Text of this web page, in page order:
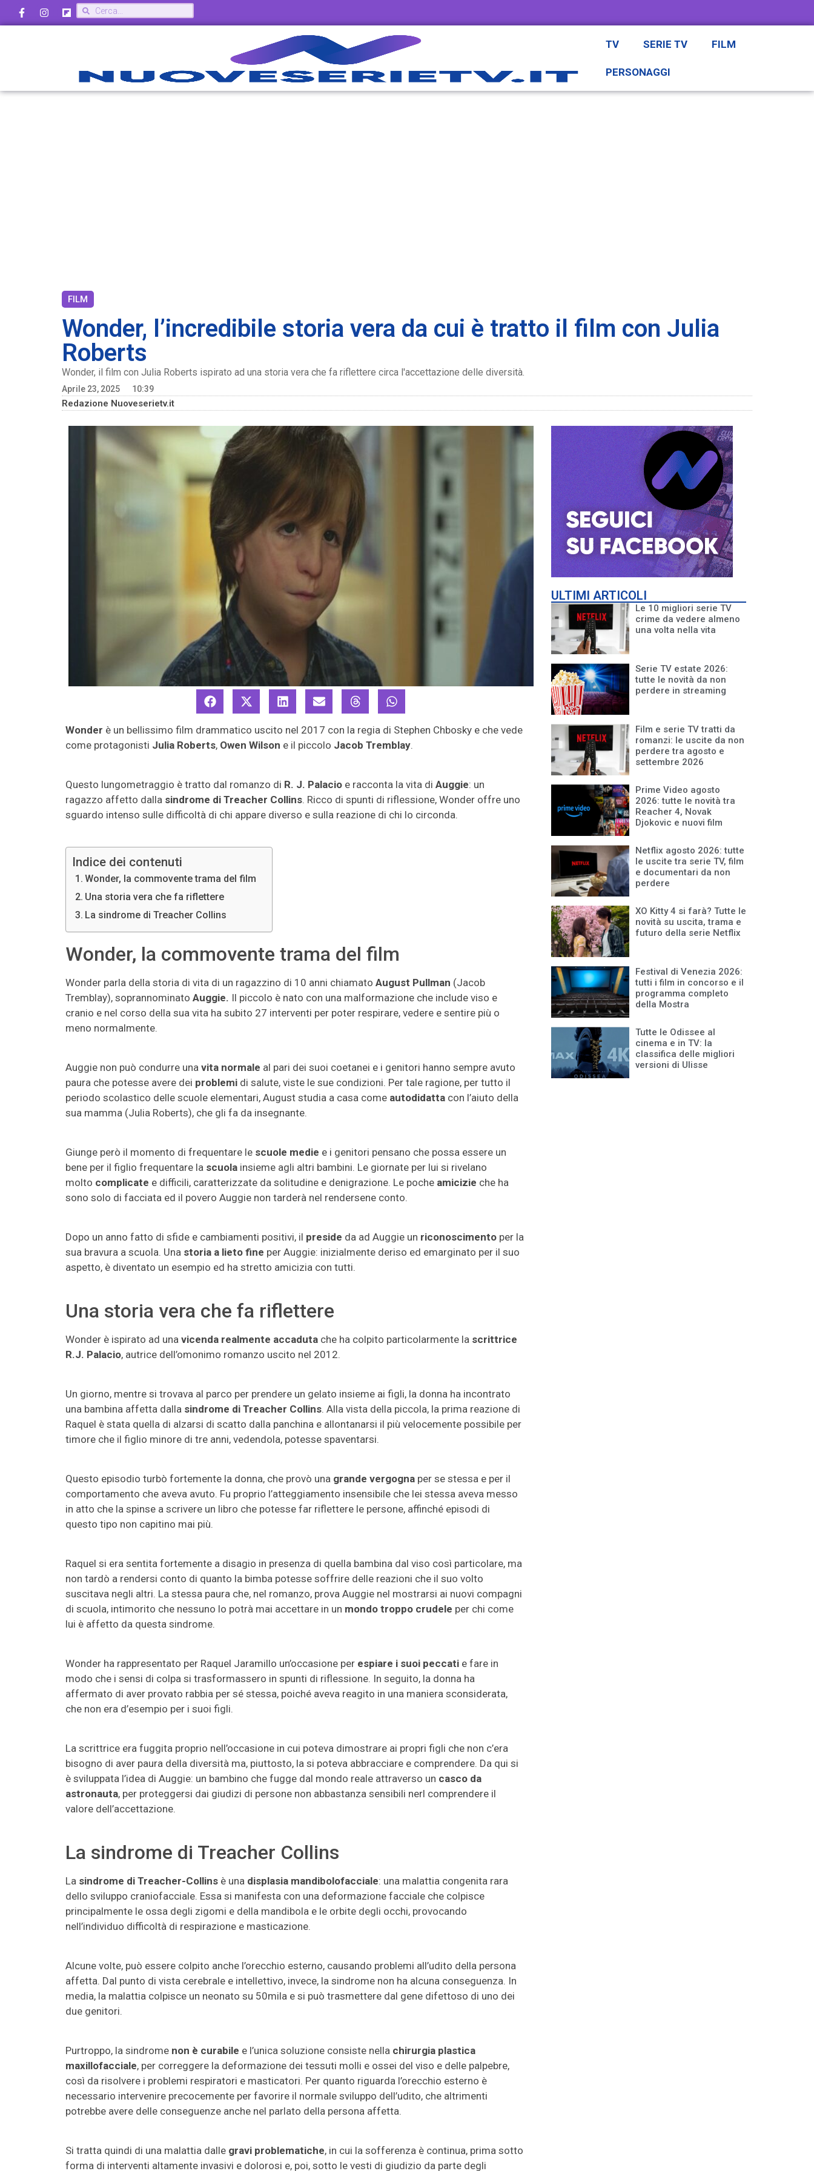
TV SERIE TV FILM
PERSONAGGI
FILM
Wonder, l’incredibile storia vera da cui è tratto il film con Julia
Roberts
Wonder, il film con Julia Roberts ispirato ad una storia vera che fa riflettere circa l'accettazione delle diversità.
Aprile 23, 2025 10:39
Redazione Nuoveserietv.it
Wonder è un bellissimo film drammatico uscito nel 2017 con la regia di Stephen Chbosky e che vede
come protagonisti Julia Roberts, Owen Wilson e il piccolo Jacob Tremblay.
Questo lungometraggio è tratto dal romanzo di R. J. Palacio e racconta la vita di Auggie: un
ragazzo affetto dalla sindrome di Treacher Collins. Ricco di spunti di riflessione, Wonder offre uno
sguardo intenso sulle difficoltà di chi appare diverso e sulla reazione di chi lo circonda.
Indice dei contenuti
Wonder, la commovente trama del film
Una storia vera che fa riflettere
La sindrome di Treacher Collins
Wonder, la commovente trama del film
Wonder parla della storia di vita di un ragazzino di 10 anni chiamato August Pullman (Jacob
Tremblay), soprannominato Auggie. Il piccolo è nato con una malformazione che include viso e
cranio e nel corso della sua vita ha subito 27 interventi per poter respirare, vedere e sentire più o
meno normalmente.
Auggie non può condurre una vita normale al pari dei suoi coetanei e i genitori hanno sempre avuto
paura che potesse avere dei problemi di salute, viste le sue condizioni. Per tale ragione, per tutto il
periodo scolastico delle scuole elementari, August studia a casa come autodidatta con l’aiuto della
sua mamma (Julia Roberts), che gli fa da insegnante.
Giunge però il momento di frequentare le scuole medie e i genitori pensano che possa essere un
bene per il figlio frequentare la scuola insieme agli altri bambini. Le giornate per lui si rivelano
molto complicate e difficili, caratterizzate da solitudine e denigrazione. Le poche amicizie che ha
sono solo di facciata ed il povero Auggie non tarderà nel rendersene conto.
Dopo un anno fatto di sfide e cambiamenti positivi, il preside da ad Auggie un riconoscimento per la
sua bravura a scuola. Una storia a lieto fine per Auggie: inizialmente deriso ed emarginato per il suo
aspetto, è diventato un esempio ed ha stretto amicizia con tutti.
Una storia vera che fa riflettere
Wonder è ispirato ad una vicenda realmente accaduta che ha colpito particolarmente la scrittrice
R.J. Palacio, autrice dell’omonimo romanzo uscito nel 2012.
Un giorno, mentre si trovava al parco per prendere un gelato insieme ai figli, la donna ha incontrato
una bambina affetta dalla sindrome di Treacher Collins. Alla vista della piccola, la prima reazione di
Raquel è stata quella di alzarsi di scatto dalla panchina e allontanarsi il più velocemente possibile per
timore che il figlio minore di tre anni, vedendola, potesse spaventarsi.
Questo episodio turbò fortemente la donna, che provò una grande vergogna per se stessa e per il
comportamento che aveva avuto. Fu proprio l’atteggiamento insensibile che lei stessa aveva messo
in atto che la spinse a scrivere un libro che potesse far riflettere le persone, affinché episodi di
questo tipo non capitino mai più.
Raquel si era sentita fortemente a disagio in presenza di quella bambina dal viso così particolare, ma
non tardò a rendersi conto di quanto la bimba potesse soffrire delle reazioni che il suo volto
suscitava negli altri. La stessa paura che, nel romanzo, prova Auggie nel mostrarsi ai nuovi compagni
di scuola, intimorito che nessuno lo potrà mai accettare in un mondo troppo crudele per chi come
lui è affetto da questa sindrome.
Wonder ha rappresentato per Raquel Jaramillo un’occasione per espiare i suoi peccati e fare in
modo che i sensi di colpa si trasformassero in spunti di riflessione. In seguito, la donna ha
affermato di aver provato rabbia per sé stessa, poiché aveva reagito in una maniera sconsiderata,
che non era d’esempio per i suoi figli.
La scrittrice era fuggita proprio nell’occasione in cui poteva dimostrare ai propri figli che non c’era
bisogno di aver paura della diversità ma, piuttosto, la si poteva abbracciare e comprendere. Da qui si
è sviluppata l’idea di Auggie: un bambino che fugge dal mondo reale attraverso un casco da
astronauta, per proteggersi dai giudizi di persone non abbastanza sensibili nerl comprendere il
valore dell’accettazione.
La sindrome di Treacher Collins
La sindrome di Treacher-Collins è una displasia mandibolofacciale: una malattia congenita rara
dello sviluppo craniofacciale. Essa si manifesta con una deformazione facciale che colpisce
principalmente le ossa degli zigomi e della mandibola e le orbite degli occhi, provocando
nell’individuo difficoltà di respirazione e masticazione.
Alcune volte, può essere colpito anche l’orecchio esterno, causando problemi all’udito della persona
affetta. Dal punto di vista cerebrale e intellettivo, invece, la sindrome non ha alcuna conseguenza. In
media, la malattia colpisce un neonato su 50mila e si può trasmettere dal gene difettoso di uno dei
due genitori.
Purtroppo, la sindrome non è curabile e l’unica soluzione consiste nella chirurgia plastica
maxillofacciale, per correggere la deformazione dei tessuti molli e ossei del viso e delle palpebre,
così da risolvere i problemi respiratori e masticatori. Per quanto riguarda l’orecchio esterno è
necessario intervenire precocemente per favorire il normale sviluppo dell’udito, che altrimenti
potrebbe avere delle conseguenze anche nel parlato della persona affetta.
Si tratta quindi di una malattia dalle gravi problematiche, in cui la sofferenza è continua, prima sotto
forma di interventi altamente invasivi e dolorosi e, poi, sotto le vesti di giudizio da parte degli
ULTIMI ARTICOLI
Le 10 migliori serie TV
crime da vedere almeno
una volta nella vita
Serie TV estate 2026:
tutte le novità da non
perdere in streaming
Film e serie TV tratti da
romanzi: le uscite da non
perdere tra agosto e
settembre 2026
Prime Video agosto
2026: tutte le novità tra
Reacher 4, Novak
Djokovic e nuovi film
Netflix agosto 2026: tutte
le uscite tra serie TV, film
e documentari da non
perdere
XO Kitty 4 si farà? Tutte le
novità su uscita, trama e
futuro della serie Netflix
Festival di Venezia 2026:
tutti i film in concorso e il
programma completo
della Mostra
Tutte le Odissee al
cinema e in TV: la
classifica delle migliori
versioni di Ulisse